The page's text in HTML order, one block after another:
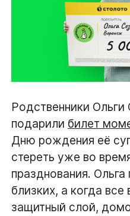
Родственники
подарили билет
Дню рождения её
стереть уже во
празднования.
близких, а когда все
защитный слой,